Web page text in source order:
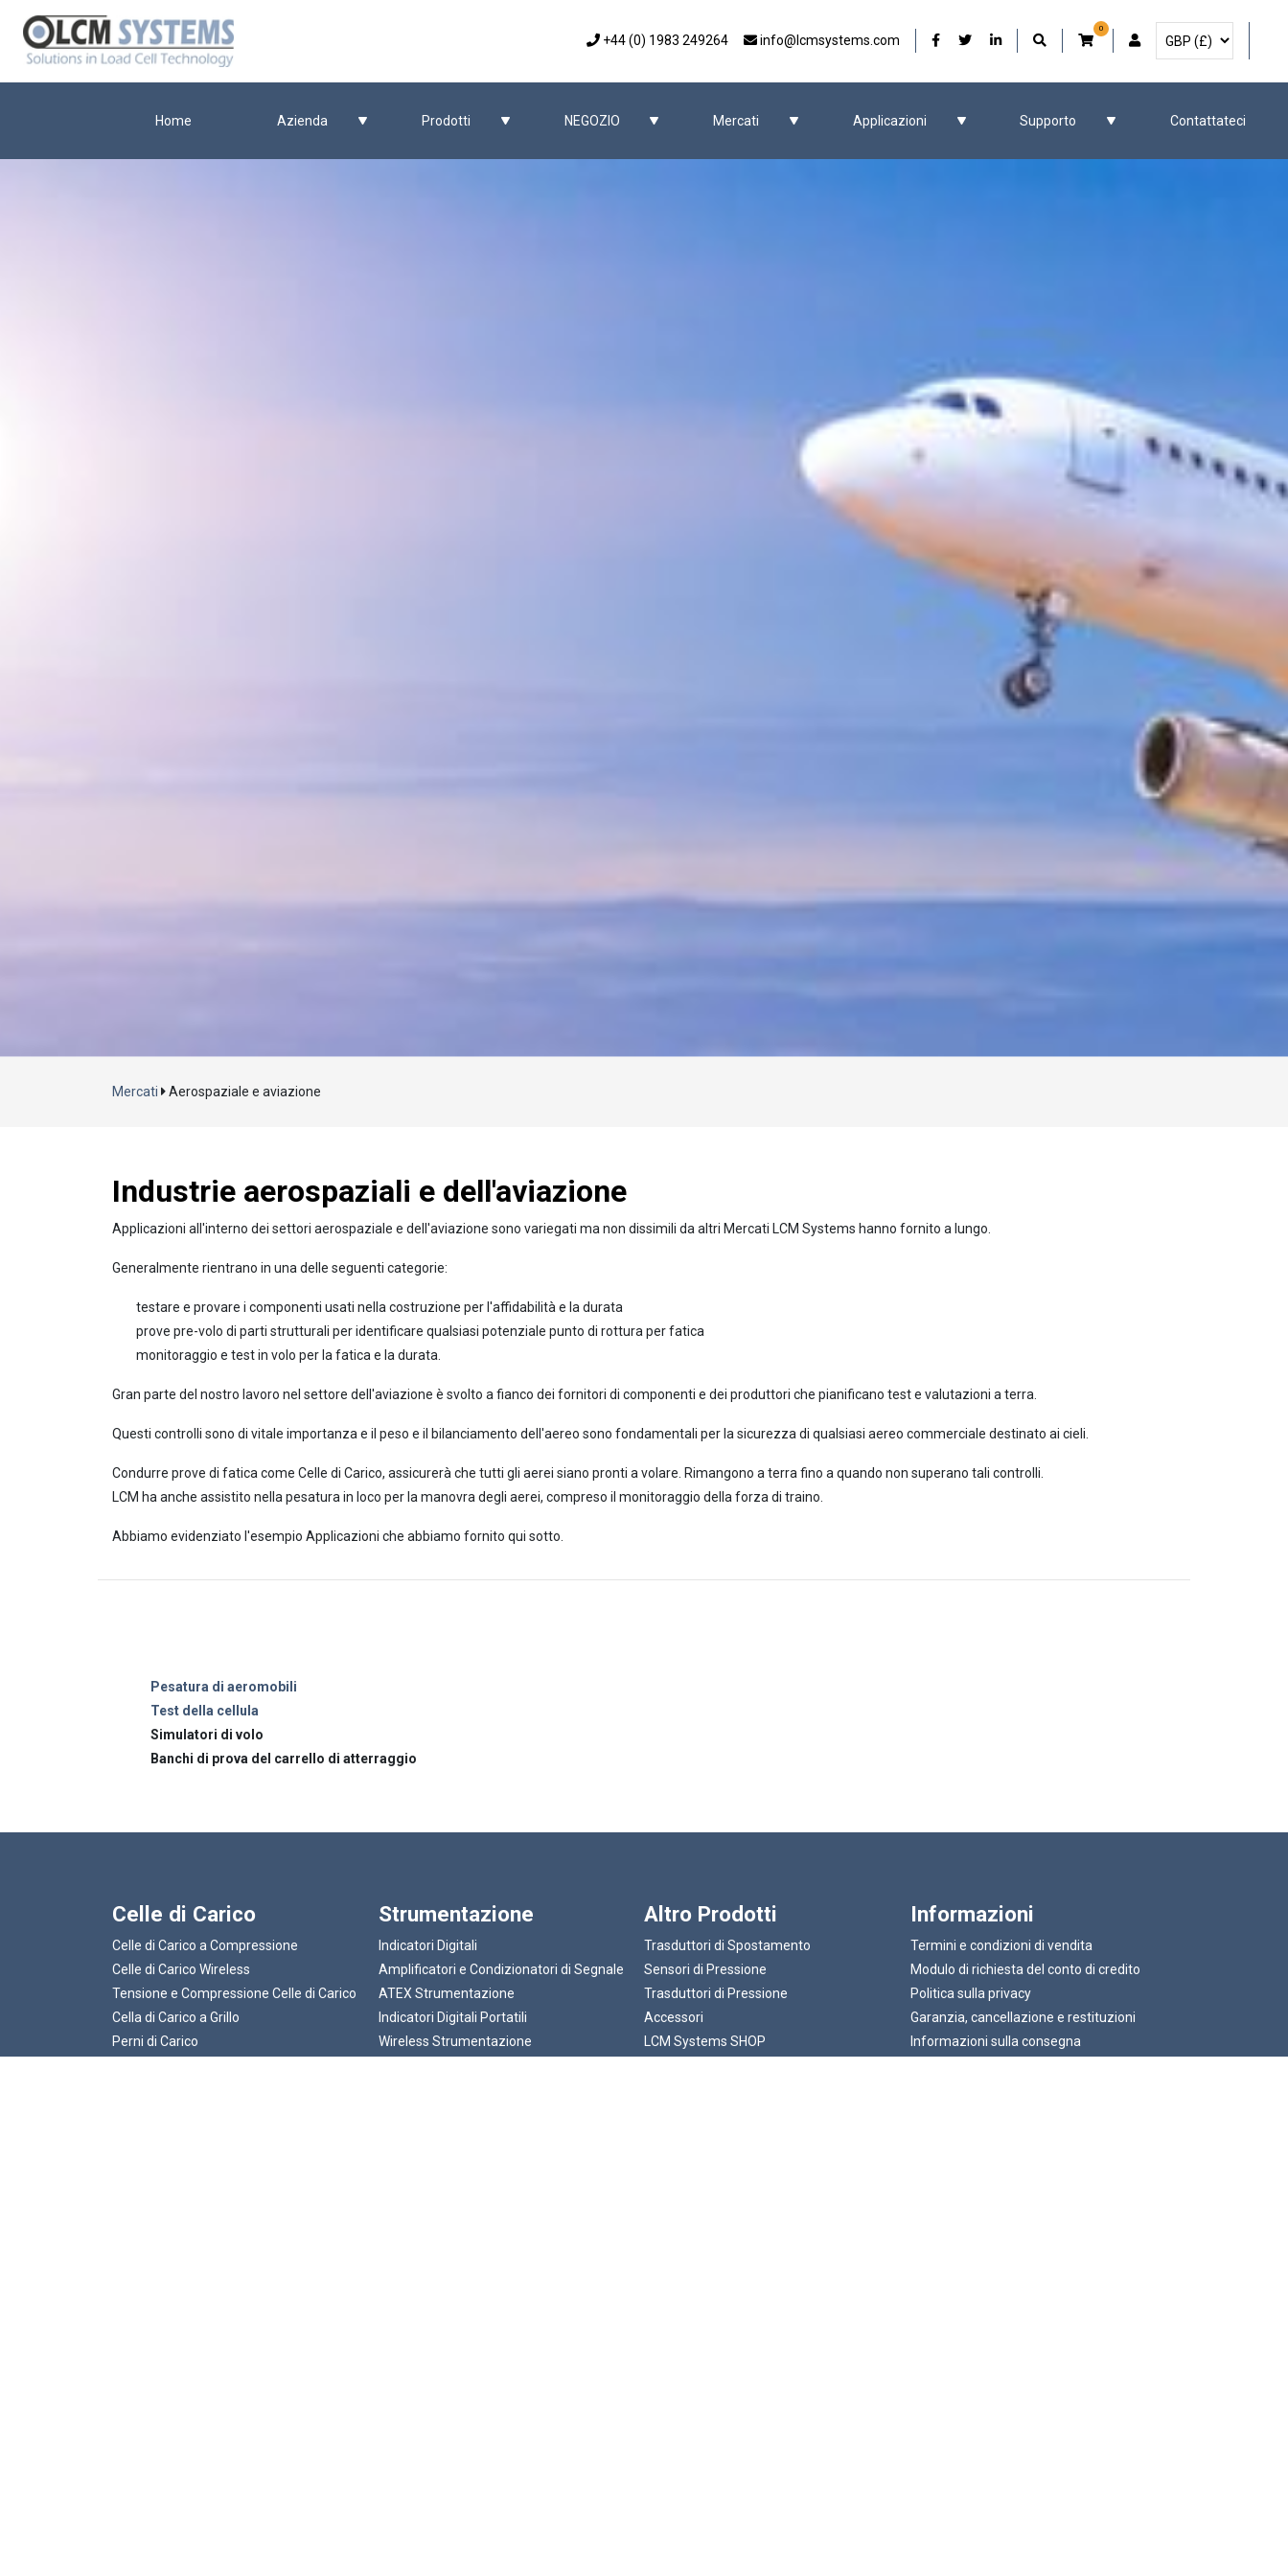
+44 (0) 1983 249264 info@lcmsystems.com Il nostro Facebook
Il nostro Twitter
Il nostro LinkedIn
0
Account utente
Seleziona la valuta
Home Azienda Prodotti NEGOZIO Mercati Applicazioni Supporto Contattateci
Mercati Aerospaziale e aviazione
Industrie aerospaziali e dell'aviazione
Applicazioni all'interno dei settori aerospaziale e dell'aviazione sono variegati ma non dissimili da altri Mercati LCM Systems hanno fornito a lungo.
Generalmente rientrano in una delle seguenti categorie:
testare e provare i componenti usati nella costruzione per l'affidabilità e la durata
prove pre-volo di parti strutturali per identificare qualsiasi potenziale punto di rottura per fatica
monitoraggio e test in volo per la fatica e la durata.
Gran parte del nostro lavoro nel settore dell'aviazione è svolto a fianco dei fornitori di componenti e dei produttori che pianificano test e valutazioni a terra.
Questi controlli sono di vitale importanza e il peso e il bilanciamento dell'aereo sono fondamentali per la sicurezza di qualsiasi aereo commerciale destinato ai cieli.
Condurre prove di fatica come Celle di Carico, assicurerà che tutti gli aerei siano pronti a volare. Rimangono a terra fino a quando non superano tali controlli.
LCM ha anche assistito nella pesatura in loco per la manovra degli aerei, compreso il monitoraggio della forza di traino.
Abbiamo evidenziato l'esempio Applicazioni che abbiamo fornito qui sotto.
Pesatura di aeromobili
Test della cellula
Simulatori di volo
Banchi di prova del carrello di atterraggio
Celle di Carico
Celle di Carico a Compressione
Celle di Carico Wireless
Tensione e Compressione Celle di Carico
Cella di Carico a Grillo
Perni di Carico
Strumentazione
Indicatori Digitali
Amplificatori e Condizionatori di Segnale
ATEX Strumentazione
Indicatori Digitali Portatili
Wireless Strumentazione
Altro Prodotti
Trasduttori di Spostamento
Sensori di Pressione
Trasduttori di Pressione
Accessori
LCM Systems SHOP
Informazioni
Termini e condizioni di vendita
Modulo di richiesta del conto di credito
Politica sulla privacy
Garanzia, cancellazione e restituzioni
Informazioni sulla consegna